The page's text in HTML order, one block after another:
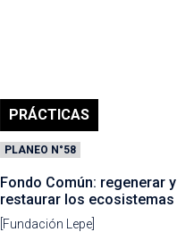
PRÁCTICAS
PLANEO N°58
Fondo Común: regenerar y
restaurar los ecosistemas
[Fundación Lepe]